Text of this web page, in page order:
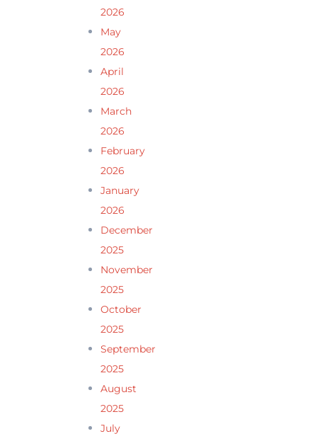
2026
May
2026
April
2026
March
2026
February
2026
January
2026
December
2025
November
2025
October
2025
September
2025
August
2025
July